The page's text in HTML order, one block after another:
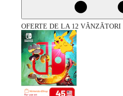
OFERTE DE LA 12 VÂNZĂTORI